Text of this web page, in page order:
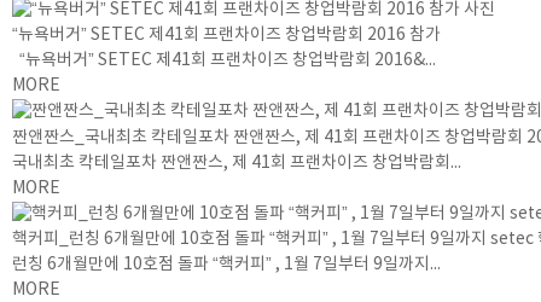
“뉴욕버거” SETEC 제41회 프랜차이즈 창업박람회 2016 참가
“뉴욕버거” SETEC 제41회 프랜차이즈 창업박람회 2016&...
MORE
짠앤짠스_국내최초 칵테일포차 짠앤짠스, 제 41회 프랜차이즈 창업박람회
국내최초 칵테일포차 짠앤짠스, 제 41회 프랜차이즈 창업박람회...
MORE
핵커피_런칭 6개월만에 10호점 돌파 “핵커피” , 1월 7일부터 9일까지 setec
런칭 6개월만에 10호점 돌파 “핵커피” , 1월 7일부터 9일까지...
MORE